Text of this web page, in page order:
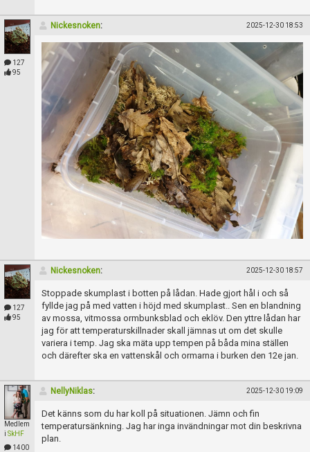
127
95
Nickesnoken: 2025-12-30 18:53
127
95
Nickesnoken: 2025-12-30 18:57
Stoppade skumplast i botten på lådan. Hade gjort hål i och så
fyllde jag på med vatten i höjd med skumplast.. Sen en blandning
av mossa, vitmossa ormbunksblad och eklöv. Den yttre lådan har
jag för att temperaturskillnader skall jämnas ut om det skulle
variera i temp. Jag ska mäta upp tempen på båda mina ställen
och därefter ska en vattenskål och ormarna i burken den 12e jan.
Medlem
i SkHF
1400
NellyNiklas: 2025-12-30 19:09
Det känns som du har koll på situationen. Jämn och fin
temperatursänkning. Jag har inga invändningar mot din beskrivna
plan.